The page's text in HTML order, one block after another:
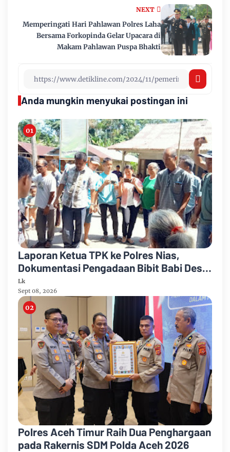
NEXT
Memperingati Hari Pahlawan Polres Laha
Bersama Forkopinda Gelar Upacara di
Makam Pahlawan Puspa Bhakti
Anda mungkin menyukai postingan ini
Laporan Ketua TPK ke Polres Nias,
Dokumentasi Pengadaan Bibit Babi Desa
Ononazara Jadi Sorotan
Lk
Sept 08, 2026
Polres Aceh Timur Raih Dua Penghargaan
pada Rakernis SDM Polda Aceh 2026